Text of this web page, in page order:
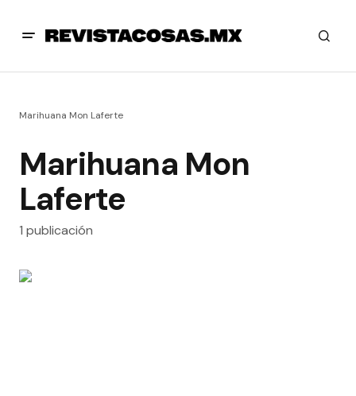
Marihuana Mon Laferte
Marihuana Mon
Laferte
1 publicación